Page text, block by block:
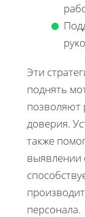
Эти
поднять
позволяют
доверия.
также
выявлении
персонала.